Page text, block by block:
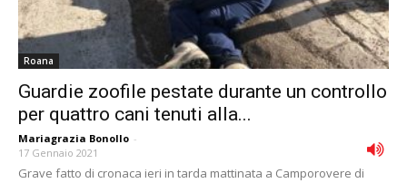
Roana
Guardie zoofile pestate durante un controllo
per quattro cani tenuti alla...
Mariagrazia Bonollo -
17 Gennaio 2021
Grave fatto di cronaca ieri in tarda mattinata a Camporovere di